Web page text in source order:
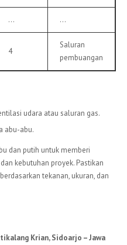
… …
4
Saluran
pembuangan
udara atau saluran gas.
abu-abu.
dan putih untuk memberi
kebutuhan proyek. Pastikan
tekanan, ukuran, dan
Krian, Sidoarjo – Jawa